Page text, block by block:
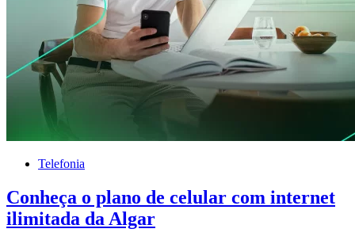
Telefonia
Conheça o plano de celular com internet
ilimitada da Algar